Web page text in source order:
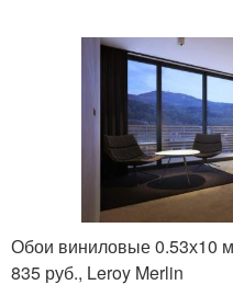
Обои виниловые 0.53х10
835 руб., Leroy Merlin